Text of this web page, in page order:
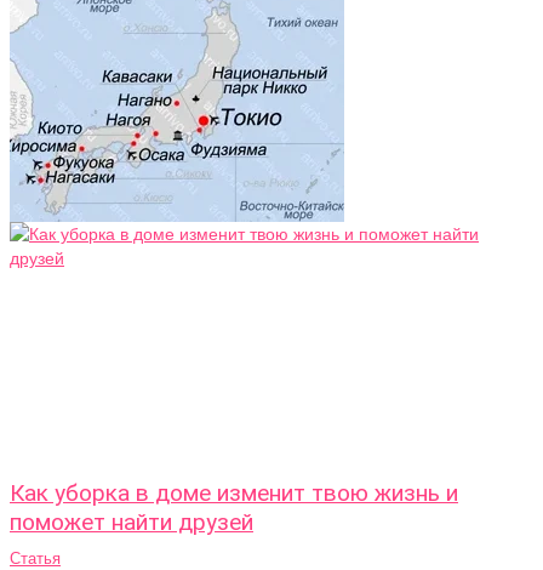
Как уборка в доме изменит твою жизнь и
поможет найти друзей
Статья